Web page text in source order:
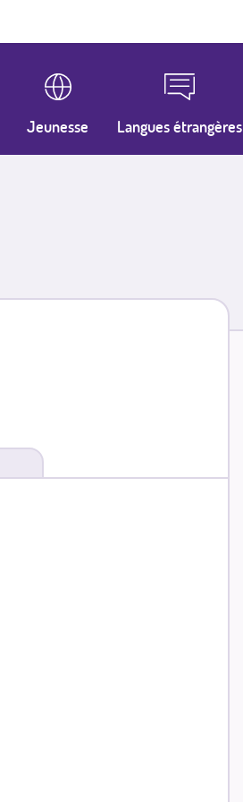
Jeunesse Langues étrangères